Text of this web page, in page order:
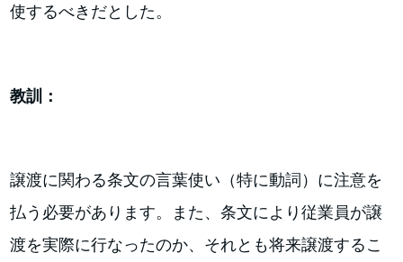
使するべきだとした。
教訓：
譲渡に関わる条文の言葉使い（特に動詞）に注意を
払う必要があります。また、条文により従業員が譲
渡を実際に行なったのか、それとも将来譲渡するこ